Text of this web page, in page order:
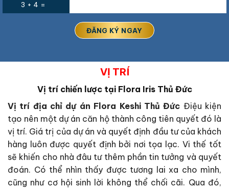
3 + 4 =
VỊ TRÍ
Vị trí chiến lược tại Flora Iris Thủ Đức
Vị trí địa chỉ dự án Flora Keshi Thủ Đức Điệu kiện
tạo nên một dự án căn hộ thành công tiên quyết đó là
vị trí. Giá trị của dự án và quyết định đầu tư của khách
hàng luôn được quyết định bởi nơi tọa lạc. Vi thế tốt
sẽ khiến cho nhà đâu tư thêm phần tin tưởng và quyết
đoán. Có thể nhìn thấy được tương lai xa cho mình,
cũng như cơ hội sinh lời không thể chối cãi. Qua đó,